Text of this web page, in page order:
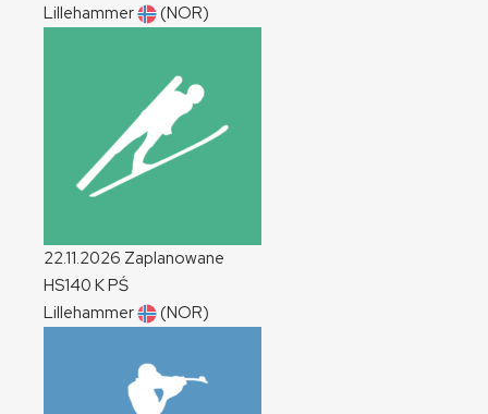
Lillehammer
(NOR)
22.11.2026 Zaplanowane
HS140 KPŚ
Lillehammer
(NOR)